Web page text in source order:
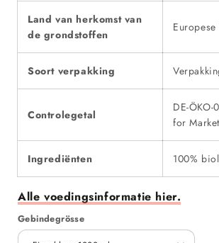
Land van herkomst van
de grondstoffen
Soort verpakking
Controlegetal
DE-ÖKO-
for
Ingrediënten 100%
Alle voedingsinformatie hier.
Gebindegrösse